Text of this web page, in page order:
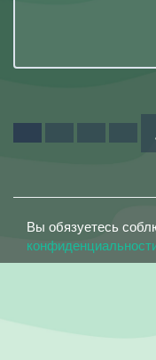
Вы обязуетесь